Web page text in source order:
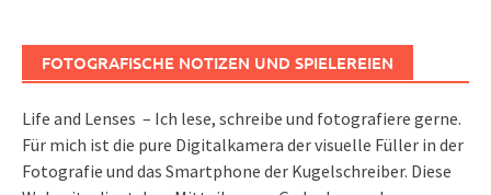
FOTOGRAFISCHE NOTIZEN UND SPIELEREIEN
Life and Lenses – Ich lese, schreibe und fotografiere gerne.
Für mich ist die pure Digitalkamera der visuelle Füller in der
Fotografie und das Smartphone der Kugelschreiber. Diese